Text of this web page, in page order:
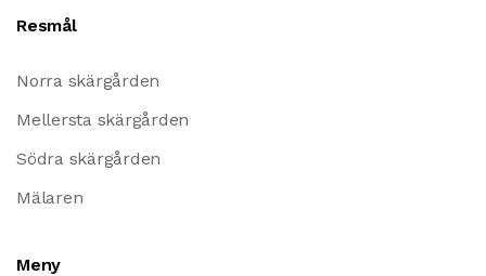
Resmål
Norra skärgården
Mellersta skärgården
Södra skärgården
Mälaren
Meny